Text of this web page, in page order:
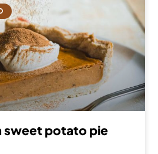
sweet potato pie